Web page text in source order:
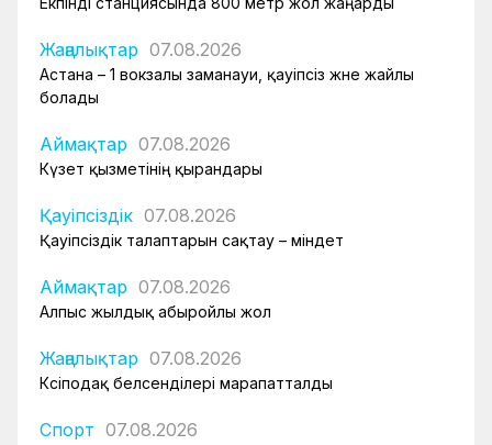
Жаңалықтар 07.08.2026
Астана – 1 вокзалы заманауи, қауіпсіз және жайлы
болады
Аймақтар 07.08.2026
Күзет қызметінің қырандары
Қауіпсіздік 07.08.2026
Қауіпсіздік талаптарын сақтау – міндет
Аймақтар 07.08.2026
Алпыс жылдық абыройлы жол
Жаңалықтар 07.08.2026
Кәсіподақ белсенділері марапатталды
Спорт 07.08.2026